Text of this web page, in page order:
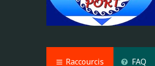
Raccourcis FAQ